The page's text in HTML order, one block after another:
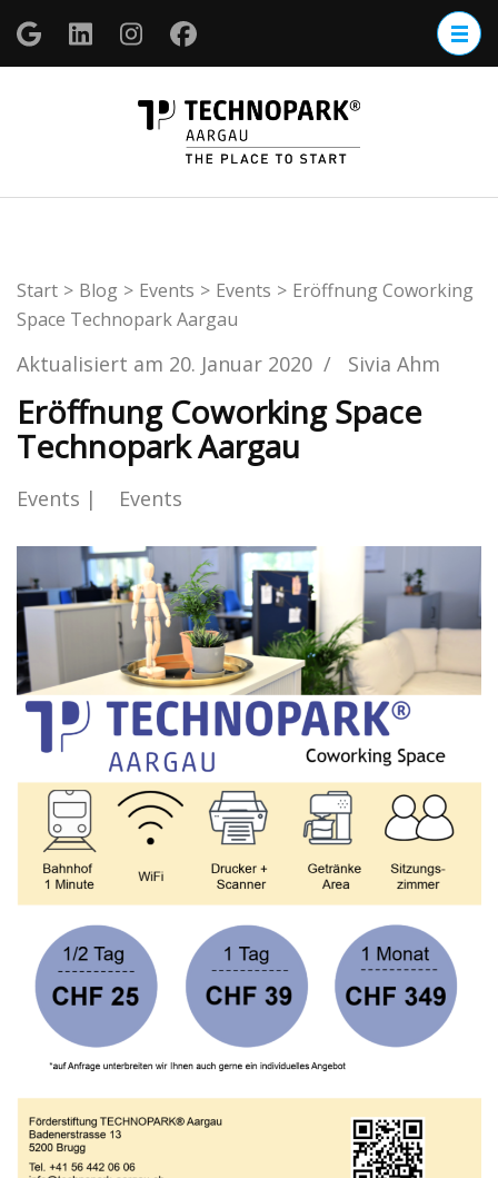
Zum
Inhalt
springen
Start > Blog > Events > Events > Eröffnung Coworking
Space Technopark Aargau
Aktualisiert am 20. Januar 2020 / Sivia Ahm
Eröffnung Coworking Space
Technopark Aargau
Events Events